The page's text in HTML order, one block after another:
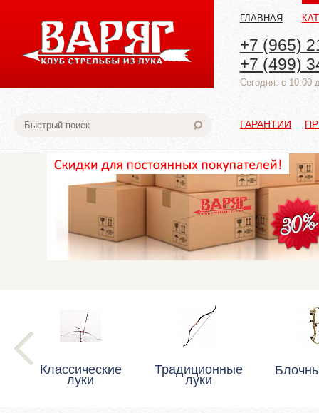
ГЛАВНАЯ
+7 (965)
+7 (499)
Cегодня: с 10:00
ГАРАНТИИ
Классические
луки
Традиционные
луки